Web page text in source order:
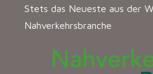
Stets das Neueste aus der
Nahverkehrsbranche